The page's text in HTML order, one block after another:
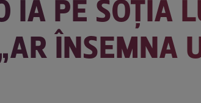
IA PE SOȚIA
ÎNSEMNA